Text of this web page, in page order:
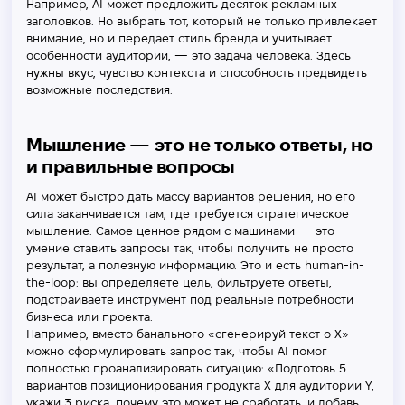
Например, AI может предложить десяток рекламных
заголовков. Но выбрать тот, который не только привлекает
внимание, но и передает стиль бренда и учитывает
особенности аудитории, — это задача человека. Здесь
нужны вкус, чувство контекста и способность предвидеть
возможные последствия.
Мышление — это не только ответы, но
и правильные вопросы
AI может быстро дать массу вариантов решения, но его
сила заканчивается там, где требуется стратегическое
мышление. Самое ценное рядом с машинами — это
умение ставить запросы так, чтобы получить не просто
результат, а полезную информацию. Это и есть human-in-
the-loop: вы определяете цель, фильтруете ответы,
подстраиваете инструмент под реальные потребности
бизнеса или проекта.
Например, вместо банального «сгенерируй текст о X»
можно сформулировать запрос так, чтобы AI помог
полностью проанализировать ситуацию: «Подготовь 5
вариантов позиционирования продукта X для аудитории Y,
укажи 3 риска, почему это может не сработать, и добавь